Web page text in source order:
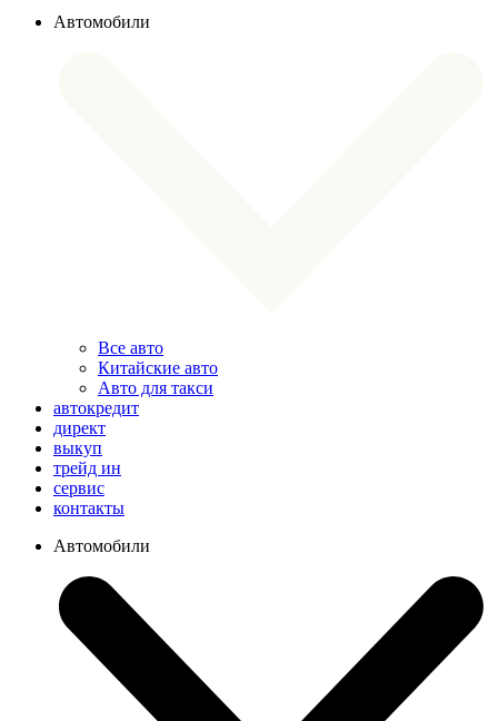
Автомобили
Все авто
Китайские авто
Авто для такси
автокредит
директ
выкуп
трейд ин
сервис
контакты
Автомобили